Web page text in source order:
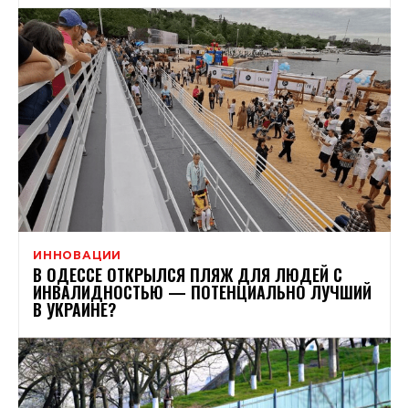
ИННОВАЦИИ
В ОДЕССЕ ОТКРЫЛСЯ ПЛЯЖ ДЛЯ ЛЮДЕЙ С
ИНВАЛИДНОСТЬЮ — ПОТЕНЦИАЛЬНО ЛУЧШИЙ
В УКРАИНЕ?